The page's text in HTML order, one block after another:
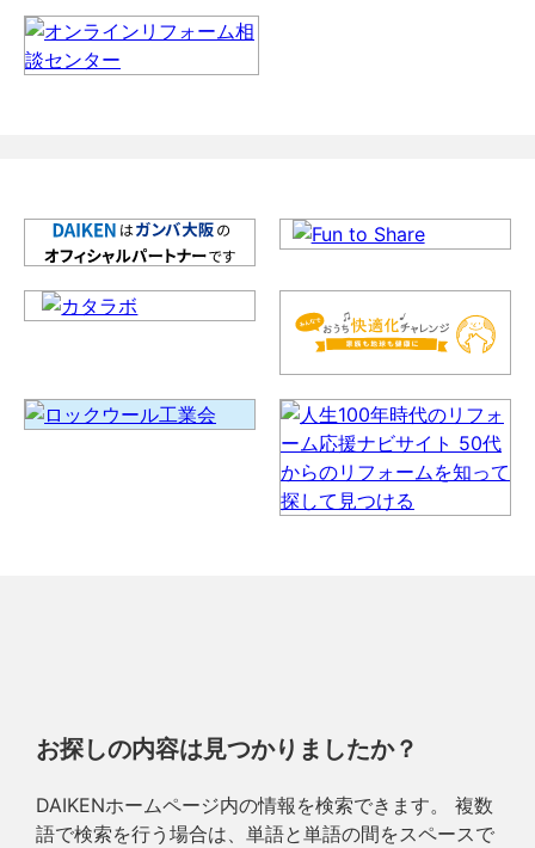
お探しの内容は見つかりましたか？
DAIKENホームページ内の情報を検索できます。 複数
語で検索を行う場合は、単語と単語の間をスペースで